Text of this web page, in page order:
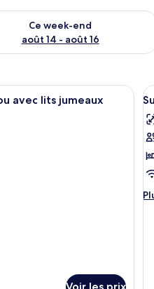
10
Ce week-end
août 14 - août 16
disponibilité pour ce week-
fixées au mur.
Une chambre d’hôtel avec deux lits,
avec lits jumeaux
Voir les prix